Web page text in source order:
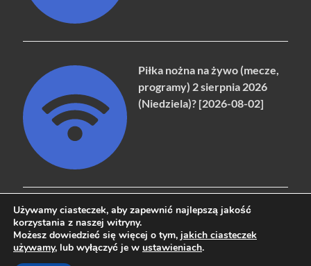
Piłka nożna na żywo (mecze,
programy) 2 sierpnia 2026
(Niedziela)? [2026-08-02]
Copyright © 2026naziemna.info - Telewizja cyfrowa, Radio,
Używamy ciasteczek, aby zapewnić najlepszą jakość
korzystania z naszej witryny.
Możesz dowiedzieć się więcej o tym, jakich ciasteczek
używamy, lub wyłączyć je w ustawieniach.